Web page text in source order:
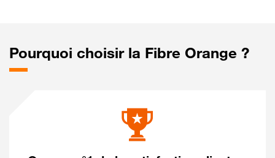
Pourquoi choisir la Fibre Orange ?